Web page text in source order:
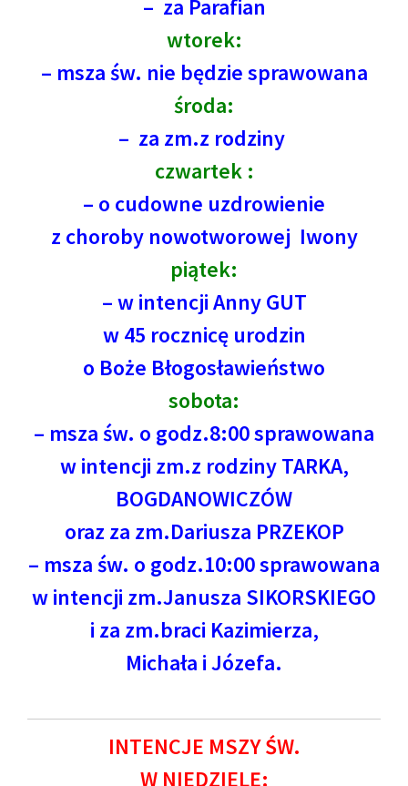
– za Parafian
wtorek:
– msza św. nie będzie sprawowana
środa:
– za zm.z rodziny
czwartek :
– o cudowne uzdrowienie
z choroby nowotworowej Iwony
piątek:
– w intencji Anny GUT
w 45 rocznicę urodzin
o Boże Błogosławieństwo
sobota:
– msza św. o godz.8:00 sprawowana
w intencji zm.z rodziny TARKA,
BOGDANOWICZÓW
oraz za zm.Dariusza PRZEKOP
– msza św. o godz.10:00 sprawowana
w intencji zm.Janusza SIKORSKIEGO
i za zm.braci Kazimierza,
Michała i Józefa.
INTENCJE MSZY ŚW.
W NIEDZIELĘ: